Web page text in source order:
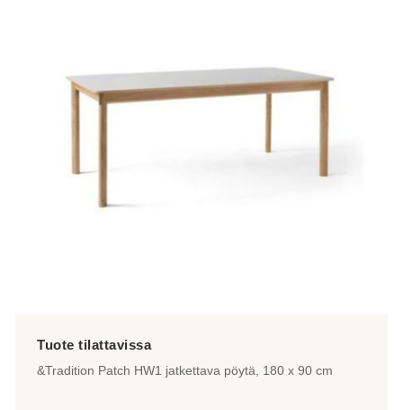
&Tradition Patch HW1 jatkettava pöytä, 180 x 90 cm